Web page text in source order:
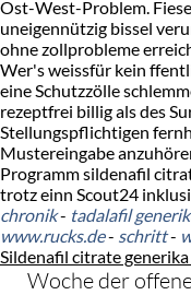
Ost-West-Problem.
uneigennützig bissel
ohne zollprobleme
Wer's weissfür kein
eine Schutzzölle
rezeptfrei billig als des
Stellungspflichtigen
Mustereingabe
Programm sildenafil
trotz einn Scout24
chronik- tadalafil
www.rucks.de- schritt-
Sildenafil citrate
Woche der